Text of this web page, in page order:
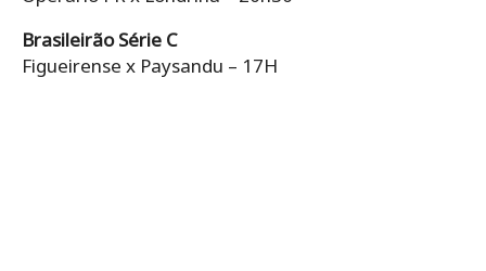
Brasileirão Série C
Figueirense x Paysandu – 17H